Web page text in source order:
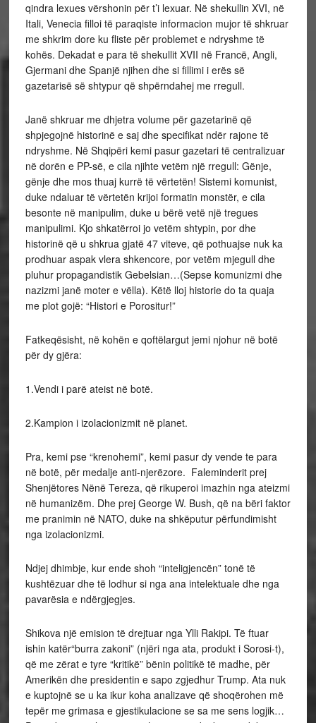
qindra lexues vërshonin për t’i lexuar. Në shekullin XVI, në
Itali, Venecia filloi të paraqiste informacion mujor të shkruar
me shkrim dore ku fliste për problemet e ndryshme të
kohës. Dekadat e para të shekullit XVII në Francë, Angli,
Gjermani dhe Spanjë njihen dhe si fillimi i erës së
gazetarisë së shtypur që shpërndahej me rregull.
Janë shkruar me dhjetra volume për gazetarinë që
shpjegojnë historinë e saj dhe specifikat ndër rajone të
ndryshme. Në Shqipëri kemi pasur gazetari të centralizuar
në dorën e PP-së, e cila njihte vetëm një rregull: Gënje,
gënje dhe mos thuaj kurrë të vërtetën! Sistemi komunist,
duke ndaluar të vërtetën krijoi formatin monstër, e cila
besonte në manipulim, duke u bërë vetë një tregues
manipulimi. Kjo shkatërroi jo vetëm shtypin, por dhe
historinë që u shkrua gjatë 47 viteve, që pothuajse nuk ka
prodhuar aspak vlera shkencore, por vetëm mjegull dhe
pluhur propagandistik Gebelsian…(Sepse komunizmi dhe
nazizmi janë moter e vëlla). Këtë lloj historie do ta quaja
me plot gojë: “Histori e Porositur!”
Fatkeqësisht, në kohën e qoftëlargut jemi njohur në botë
për dy gjëra:
1.Vendi i parë ateist në botë.
2.Kampion i izolacionizmit në planet.
Pra, kemi pse “krenohemi”, kemi pasur dy vende te para
në botë, për medalje anti-njerëzore. Faleminderit prej
Shenjëtores Nënë Tereza, që rikuperoi imazhin nga ateizmi
në humanizëm. Dhe prej George W. Bush, që na bëri faktor
me pranimin në NATO, duke na shkëputur përfundimisht
nga izolacionizmi.
Ndjej dhimbje, kur ende shoh “inteligjencën” tonë të
kushtëzuar dhe të lodhur si nga ana intelektuale dhe nga
pavarësia e ndërgjegjes.
Shikova një emision të drejtuar nga Ylli Rakipi. Të ftuar
ishin katër“burra zakoni” (njëri nga ata, produkt i Sorosi-t),
që me zërat e tyre “kritikë” bënin politikë të madhe, për
Amerikën dhe presidentin e sapo zgjedhur Trump. Ata nuk
e kuptojnë se u ka ikur koha analizave që shoqërohen më
tepër me grimasa e gjestikulacione se sa me sens logjik…